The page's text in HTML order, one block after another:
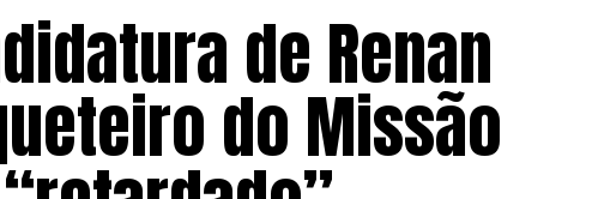
de Renan
do Missão